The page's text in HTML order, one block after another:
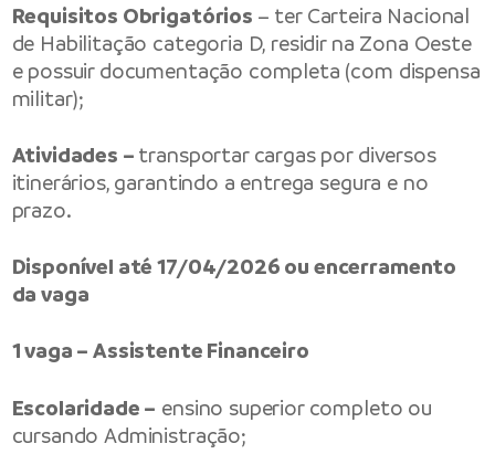
Requisitos Obrigatórios – ter Carteira Nacional
de Habilitação categoria D, residir na Zona Oeste
e possuir documentação completa (com dispensa
militar);
Atividades – transportar cargas por diversos
itinerários, garantindo a entrega segura e no
prazo.
Disponível até 17/04/2026 ou encerramento
da vaga
1 vaga – Assistente Financeiro
Escolaridade – ensino superior completo ou
cursando Administração;